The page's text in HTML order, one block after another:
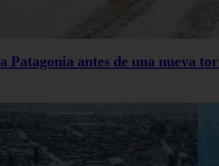
antes de una nueva